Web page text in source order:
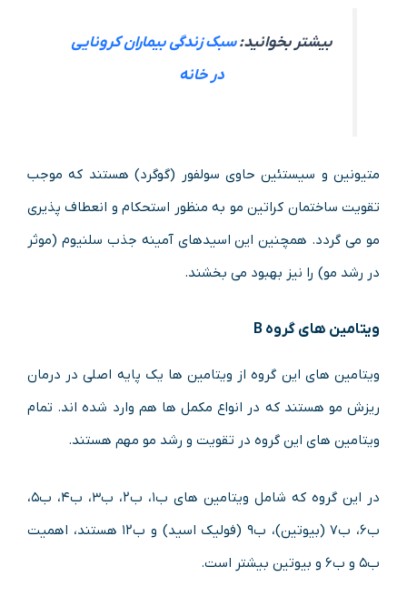
بیشتر بخوانید:سبک زندگی بیماران کرونایی
در خانه
متیونین و سیستئین حاوی سولفور (گوگرد) هستند که موجب
تقویت ساختمان کراتین ‌مو به منظور استحکام و انعطاف پذیری
مو می گردد. همچنین این اسیدهای آمینه جذب سلنیوم (موثر
در رشد مو) را نیز بهبود می بخشند.
ویتامین های گروه B
ویتامین های این گروه از ویتامین ها یک پایه اصلی در درمان
ریزش مو هستند که در انواع مکمل ها هم وارد شده اند. تمام
ویتامین های این گروه در تقویت و رشد مو مهم هستند.
در این گروه که شامل ویتامین های ب۱، ب۲، ب۳، ب۴، ب۵،
ب۶، ب۷ (بیوتین)، ب۹ (فولیک اسید) و ب۱۲ هستند، اهمیت
ب۵ و ب۶ و بیوتین بیشتر است.